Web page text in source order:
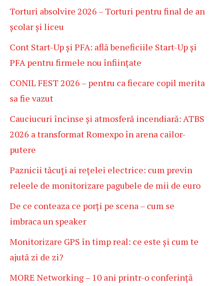
Torturi absolvire 2026 – Torturi pentru final de an
școlar și liceu
Cont Start-Up și PFA: află beneficiile Start-Up și
PFA pentru firmele nou înființate
CONIL FEST 2026 – pentru ca fiecare copil merita
sa fie vazut
Cauciucuri încinse și atmosferă incendiară: ATBS
2026 a transformat Romexpo în arena cailor-
putere
Paznicii tăcuți ai rețelei electrice: cum previn
releele de monitorizare pagubele de mii de euro
De ce conteaza ce porți pe scena – cum se
imbraca un speaker
Monitorizare GPS în timp real: ce este și cum te
ajută zi de zi?
MORE Networking – 10 ani printr-o conferință